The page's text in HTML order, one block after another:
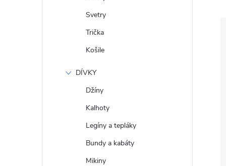
Svetry
Trička
Košile
DÍVKY
Džíny
Kalhoty
Legíny a tepláky
Bundy a kabáty
Mikiny